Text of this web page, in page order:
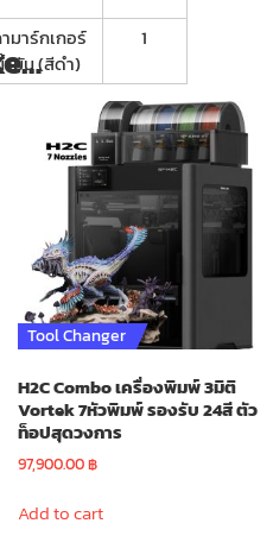
มาร์กเกอร์
มัน (สีดำ)
1
Tool Changer
H2C Combo เครื่องพิมพ์ 3มิติ
Vortek 7หัวพิมพ์ รองรับ 24สี ตัว
ท็อปสุดวงการ
97,900.00฿
Add to cart